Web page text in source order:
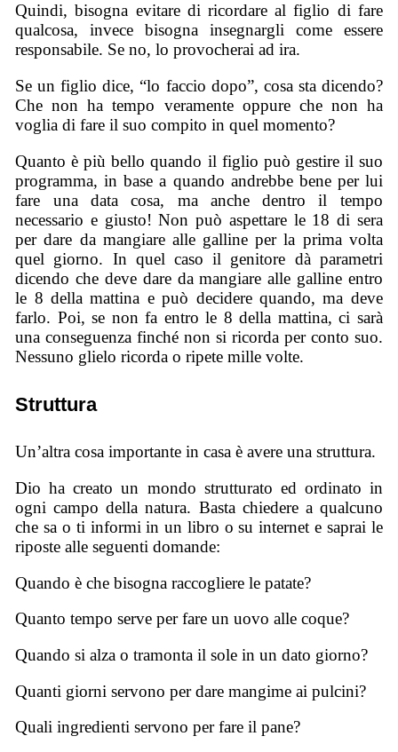
Quindi, bisogna evitare di ricordare al figlio di fare
qualcosa, invece bisogna insegnargli come essere
responsabile. Se no, lo provocherai ad ira.
Se un figlio dice, “lo faccio dopo”, cosa sta dicendo?
Che non ha tempo veramente oppure che non ha
voglia di fare il suo compito in quel momento?
Quanto è più bello quando il figlio può gestire il suo
programma, in base a quando andrebbe bene per lui
fare una data cosa, ma anche dentro il tempo
necessario e giusto! Non può aspettare le 18 di sera
per dare da mangiare alle galline per la prima volta
quel giorno. In quel caso il genitore dà parametri
dicendo che deve dare da mangiare alle galline entro
le 8 della mattina e può decidere quando, ma deve
farlo. Poi, se non fa entro le 8 della mattina, ci sarà
una conseguenza finché non si ricorda per conto suo.
Nessuno glielo ricorda o ripete mille volte.
Struttura
Un’altra cosa importante in casa è avere una struttura.
Dio ha creato un mondo strutturato ed ordinato in
ogni campo della natura. Basta chiedere a qualcuno
che sa o ti informi in un libro o su internet e saprai le
riposte alle seguenti domande:
Quando è che bisogna raccogliere le patate?
Quanto tempo serve per fare un uovo alle coque?
Quando si alza o tramonta il sole in un dato giorno?
Quanti giorni servono per dare mangime ai pulcini?
Quali ingredienti servono per fare il pane?